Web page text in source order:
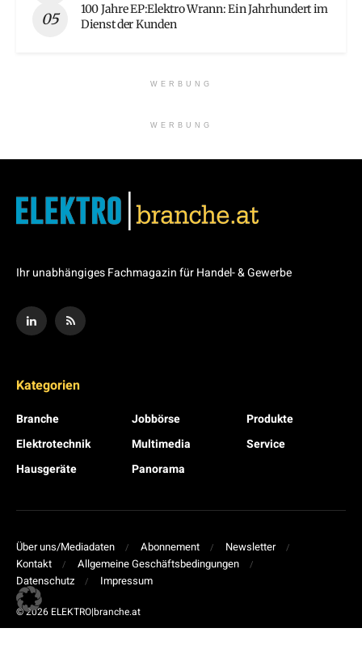
100 Jahre EP:Elektro Wrann: Ein Jahrhundert im
Dienst der Kunden
WERBUNG
WERBUNG
Ihr unabhängiges Fachmagazin für Handel- & Gewerbe
Kategorien
Branche
Elektrotechnik
Hausgeräte
Jobbörse
Multimedia
Panorama
Produkte
Service
Über uns/Mediadaten Abonnement
Newsletter
Kontakt
Allgemeine Geschäftsbedingungen
Datenschutz
Impressum
© 2026 ELEKTRO|branche.at